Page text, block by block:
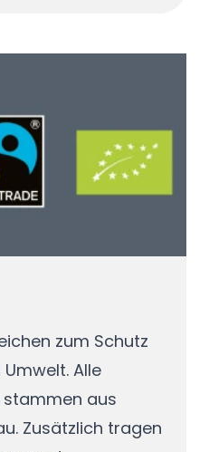
zum Schutz
Alle
stammen aus
Zusätzlich tragen